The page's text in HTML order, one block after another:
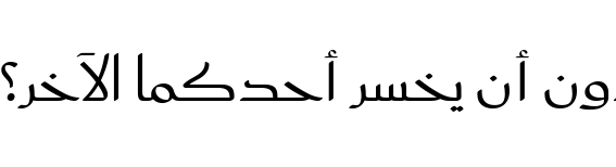
أن يخسر أحدكما الآخر؟
مجلة سيدتي
مناسبات X سيدتي